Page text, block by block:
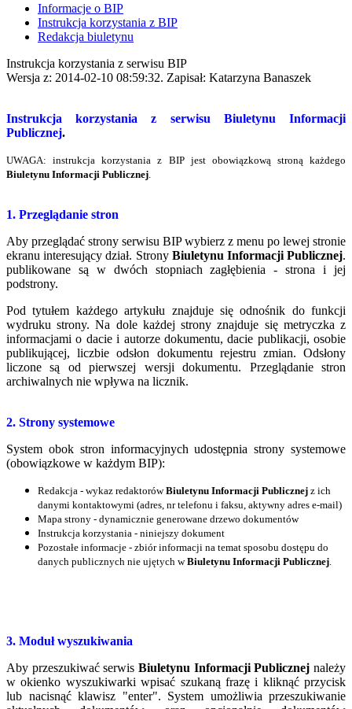
Informacje o BIP
Instrukcja korzystania z BIP
Redakcja biuletynu
Instrukcja korzystania z serwisu BIP
Wersja z: 2014-02-10 08:59:32. Zapisał: Katarzyna Banaszek
Instrukcja korzystania z serwisu Biuletynu Informacji
Publicznej.
UWAGA: instrukcja korzystania z BIP jest obowiązkową stroną każdego
Biuletynu Informacji Publicznej
1. Przeglądanie stron
Aby przeglądać strony serwisu BIP wybierz z menu po lewej stronie
ekranu interesujący dział. Strony Biuletynu Informacji Publicznej.
publikowane są w dwóch stopniach zagłębienia - strona i jej
podstrony.
Pod tytułem każdego artykułu znajduje się odnośnik do funkcji
wydruku strony. Na dole każdej strony znajduje się metryczka z
informacjami o dacie i autorze dokumentu, dacie publikacji, osobie
publikującej, liczbie odsłon dokumentu rejestru zmian. Odsłony
liczone są od pierwszej wersji dokumentu. Przeglądanie stron
archiwalnych nie wpływa na licznik.
2. Strony systemowe
System obok stron informacyjnych udostępnia strony systemowe
(obowiązkowe w każdym BIP):
Redakcja - wykaz redaktorówBiuletynu Informacji Publicznej z ich
danymi kontaktowymi (adres, nr telefonu i faksu, aktywny adres e-mail)
Mapa strony - dynamicznie generowane drzewo dokumentów
Instrukcja korzystania - niniejszy dokument
Pozostałe informacje - zbiór informacji na temat sposobu dostępu do
danych publicznych nie ujętych wBiuletynu Informacji Publicznej
3. Moduł wyszukiwania
Aby przeszukiwać serwis Biuletynu Informacji Publicznej należy
w okienko wyszukiwarki wpisać szukaną frazę i kliknąć przycisk
lub nacisnąć klawisz "enter". System umożliwia przeszukiwanie